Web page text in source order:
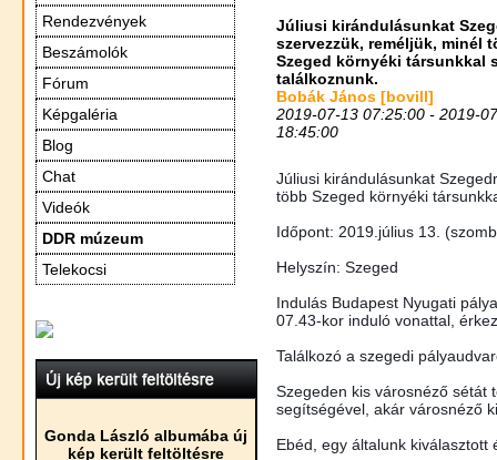
Rendezvények
Beszámolók
Fórum
Képgaléria
Blog
Chat
Videók
DDR múzeum
Telekocsi
Gonda László albumába új
kép került feltöltésre
Júliusi kirándulásunkat
szervezzük, reméljük, minél
Szeged környéki társunkkal
találkoznunk.
Bobák János [bovill]
2019-07-13 07:25:00 - 2019-
18:45:00
Júliusi kirándulásunkat
több Szeged környéki
Időpont: 2019.július 13.
Helyszín: Szeged
Indulás Budapest Nyugati
07.43-kor induló vonattal,
Találkozó a szegedi
Szegeden kis városnéző sétát
segítségével, akár városnéző
Ebéd, egy általunk kiválasztott